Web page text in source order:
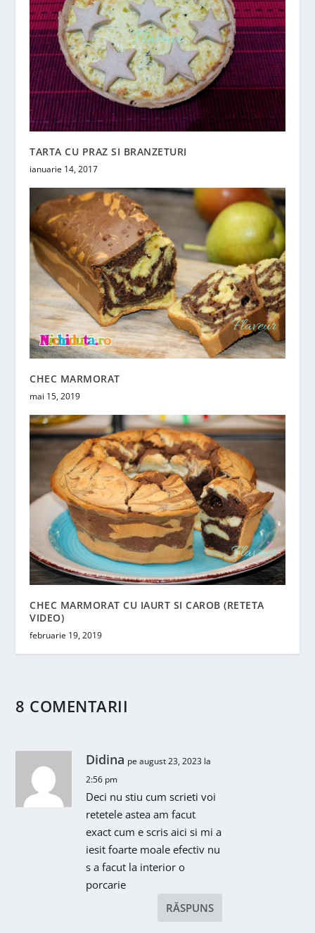
TARTA CU PRAZ SI BRANZETURI
ianuarie 14, 2017
CHEC MARMORAT
mai 15, 2019
CHEC MARMORAT CU IAURT SI CAROB (RETETA
VIDEO)
februarie 19, 2019
8 COMENTARII
Didina pe august 23, 2023 la
2:56 pm
Deci nu stiu cum scrieti voi
retetele astea am facut
exact cum e scris aici si mi a
iesit foarte moale efectiv nu
s a facut la interior o
porcarie
RĂSPUNS